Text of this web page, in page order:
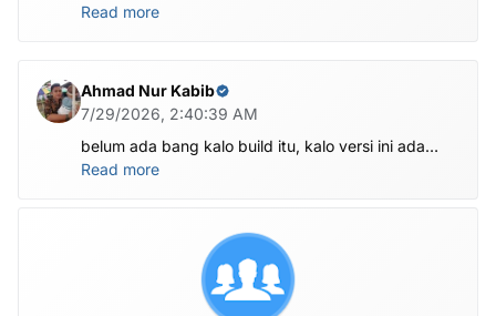
Read more
Ahmad Nur Kabib
7/29/2026, 2:40:39 AM
belum ada bang kalo build itu, kalo versi ini ada
X1201-M1201ABCDEFGHI-V-OP-260625V1482
Read more